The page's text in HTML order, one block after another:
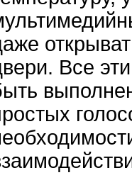
Все